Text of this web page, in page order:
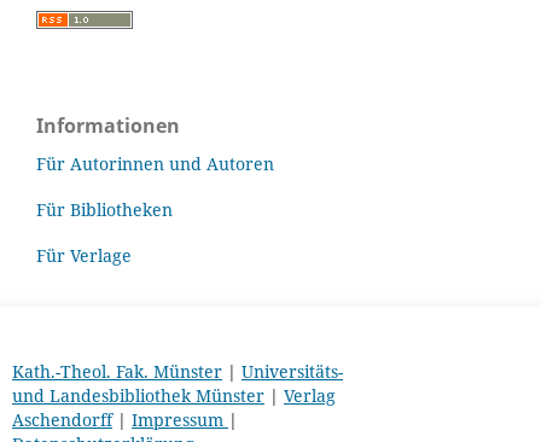
Informationen
Für Autorinnen und Autoren
Für Bibliotheken
Für Verlage
Kath.-Theol. Fak. Münster| Universitäts-
und Landesbibliothek Münster| Verlag
Aschendorff| Impressum |